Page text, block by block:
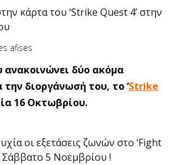
κάρτα του ‘Strike Quest 4’ στην
ανακοινώνει δύο ακόμα
την διοργάνωσή του, το ‘Strike
16 Οκτωβρίου.
οι εξετάσεις ζωνών στο ‘Fight
Σάββατο 5 Νοεμβρίου !